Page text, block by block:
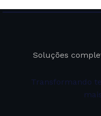
Soluções
Transformando